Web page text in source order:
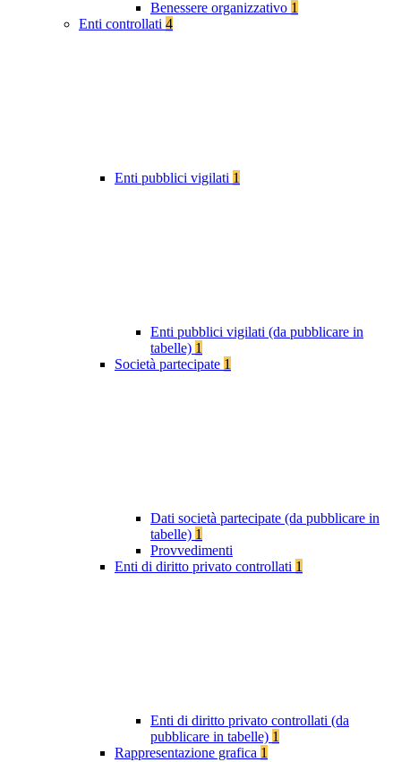
Benessere organizzativo 1
Enti controllati 4
Enti pubblici vigilati 1
Enti pubblici vigilati (da pubblicare in
tabelle) 1
Società partecipate 1
Dati società partecipate (da pubblicare in
tabelle) 1
Provvedimenti
Enti di diritto privato controllati 1
Enti di diritto privato controllati (da
pubblicare in tabelle) 1
Rappresentazione grafica 1